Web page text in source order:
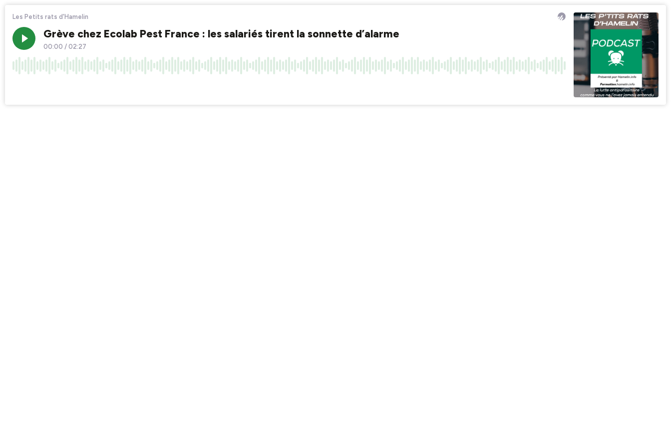
Les Petits rats d'Hamelin
Grève chez Ecolab Pest France : les salariés tirent la sonnette d’alarme
00:00 /02:27